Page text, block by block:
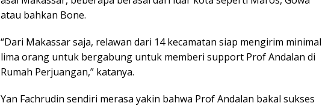
atau bahkan Bone.
“Dari Makassar saja, relawan dari 14 kecamatan siap mengirim minimal
lima orang untuk bergabung untuk memberi support Prof Andalan di
Rumah Perjuangan,” katanya.
Yan Fachrudin sendiri merasa yakin bahwa Prof Andalan bakal sukses